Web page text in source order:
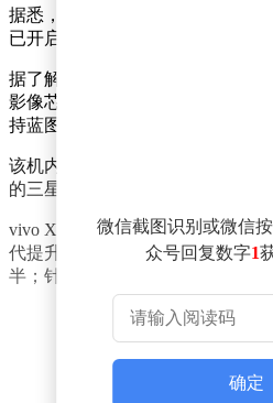
据悉，vivo X Fold6发布会定档6
已开启线上全平台预约。
据了解，vivo X Fold6首发蔡司
影像芯片V3+，支持搭载等效
持蓝图原生色彩，蓝图调色盘和多
该机内外屏都采用最新、最强一
的三星M14发光材料内屏，峰值亮
vivo X Fold6搭载天玑9500超能版
代提升111%，功耗还进一步优化
半；针对X Fold6大屏+AI 功能做
微信截图识别或微信
众号回复数字1
确定